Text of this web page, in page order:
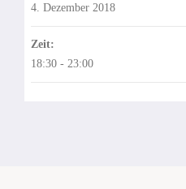
4. Dezember 2018
Zeit:
18:30 - 23:00